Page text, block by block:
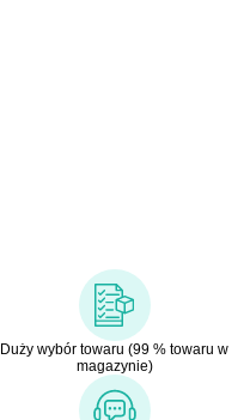
Duży wybór towaru (99 % towaru w
magazynie)